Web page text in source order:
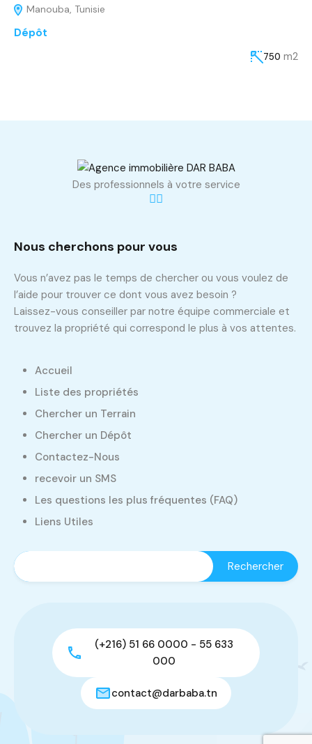
Manouba, Tunisie
Dépôt
750 m2
Des professionnels à votre service
Nous cherchons pour vous
Vous n’avez pas le temps de chercher ou vous voulez de
l’aide pour trouver ce dont vous avez besoin ?
Laissez-vous conseiller par notre équipe commerciale et
trouvez la propriété qui correspond le plus à vos attentes.
Accueil
Liste des propriétés
Chercher un Terrain
Chercher un Dépôt
Contactez-Nous
recevoir un SMS
Les questions les plus fréquentes (FAQ)
Liens Utiles
(+216) 51 66 0000 - 55 633
000
contact@darbaba.tn